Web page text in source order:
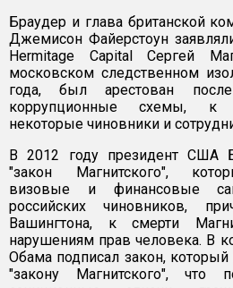
Браудер и глава британской
Джемисон Файерстоун
Hermitage Capital Сергей
московском следственном
года, был арестован
коррупционные схемы, к
некоторые чиновники и
В 2012 году президент США
"закон Магнитского",
визовые и финансовые
российских чиновников,
Вашингтона, к смерти
нарушениям прав человека. В
Обама подписал закон,
"закону Магнитского", что